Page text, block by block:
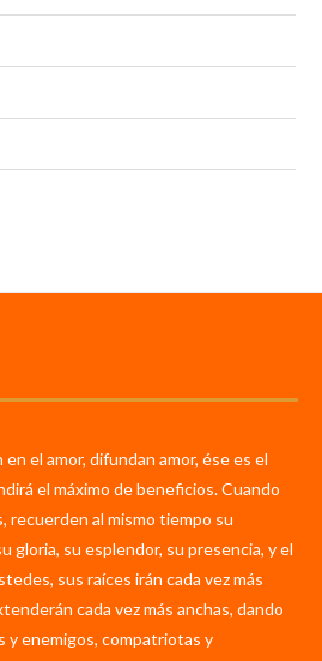
en el amor, difundan amor, ése es el
el máximo de beneficios. Cuando
recuerden al mismo tiempo su
gloria, su esplendor, su presencia, y el
sus raíces irán cada vez más
cada vez más anchas, dando
y enemigos, compatriotas y